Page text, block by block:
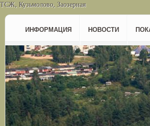
ТСЖ, Кузьмолово, Заозерная
ИНФОРМАЦИЯ НОВОСТИ